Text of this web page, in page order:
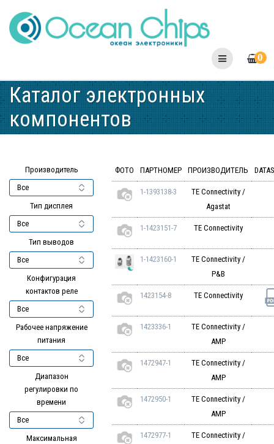
to
content
0
Каталог электронных
компонентов
Производитель
Тип дисплея
Тип выводов
Конфигурация
контактов реле
Рабочее напряжение
питания
Диапазон
регулировки по
времени
Максимальная
ФОТО ПАРТНОМЕР ПРОИЗВОДИТЕЛЬ
1-1393138-3
TE Connectivity /
Agastat
1-1423151-7 TE Connectivity
1-1423160-1
TE Connectivity /
P&B
1423154-8 TE Connectivity
1423336-1
TE Connectivity /
AMP
1472947-1
TE Connectivity /
AMP
1472950-1
TE Connectivity /
AMP
1472977-1
TE Connectivity /